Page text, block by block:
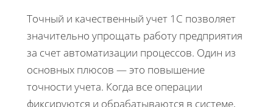
Точный и качественный учет 1С позволяет
значительно упрощать работу предприятия
за счет автоматизации процессов. Один из
основных плюсов — это повышение
точности учета. Когда все операции
фиксируются и обрабатываются в системе,